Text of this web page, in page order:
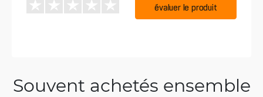
évaluer le produit
Souvent achetés ensemble